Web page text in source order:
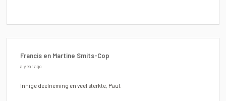
Francis en Martine Smits-Cop
a year ago
Innige deelneming en veel sterkte, Paul.